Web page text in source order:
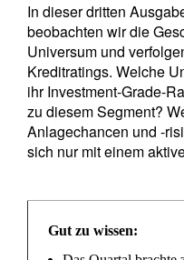
In dieser dritten
beobachten wir die
Universum und
Kreditratings. Welche
ihr Investment-Grade-
zu diesem Segment?
Anlagechancen und -
sich nur mit einem
Gut zu wissen: